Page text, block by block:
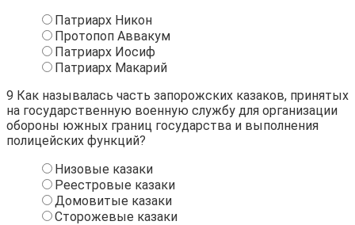
Патриарх Никон
Протопоп Аввакум
Патриарх Иосиф
Патриарх Макарий
9 Как называлась часть запорожских казаков, принятых
на государственную военную службу для организации
обороны южных границ государства и выполнения
полицейских функций?
Низовые казаки
Реестровые казаки
Домовитые казаки
Сторожевые казаки